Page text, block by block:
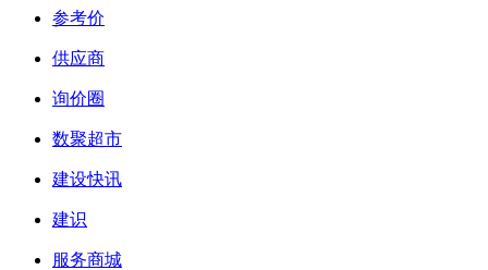
参考价
供应商
询价圈
数聚超市
建设快讯
建识
服务商城